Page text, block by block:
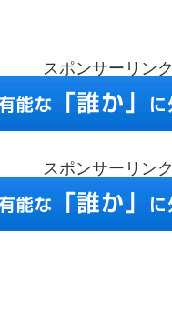
スポンサーリンク
スポンサーリンク